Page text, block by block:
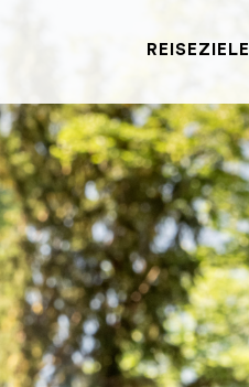
REISEZIELE